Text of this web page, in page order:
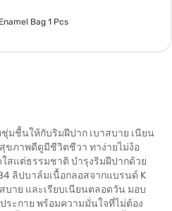
Bag 1 Pcs
มชื้นให้กับริมฝีปาก เบาสบาย เนียน
ภาพดีดูมีชีวิตชีวา ทาง่ายไม่ง้อ
สแต่ธรรมชาติ บำรุงริมฝีปากด้วย
ลิปบาล์มเนื้อกลอสจากแบรนด์ K
าย และเรียบเนียนตลอดวัน มอบ
ะกาย พร้อมความมั่นใจที่ไม่ต้อง